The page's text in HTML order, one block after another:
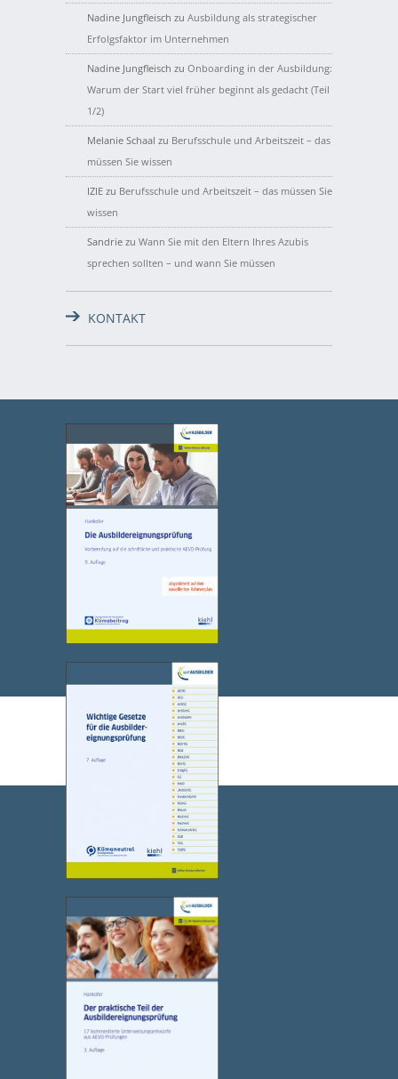
Nadine Jungfleisch zu Ausbildung als strategischer
Erfolgsfaktor im Unternehmen
Nadine Jungfleisch zu Onboarding in der Ausbildung:
Warum der Start viel früher beginnt als gedacht (Teil
1/2)
Melanie Schaal zu Berufsschule und Arbeitszeit – das
müssen Sie wissen
IZIE zu Berufsschule und Arbeitszeit – das müssen Sie
wissen
Sandrie zu Wann Sie mit den Eltern Ihres Azubis
sprechen sollten – und wann Sie müssen
KONTAKT